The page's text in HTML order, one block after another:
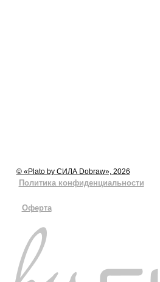
© «Plato by СИЛА Dobraw», 2026
Политика конфиденциальности
Оферта